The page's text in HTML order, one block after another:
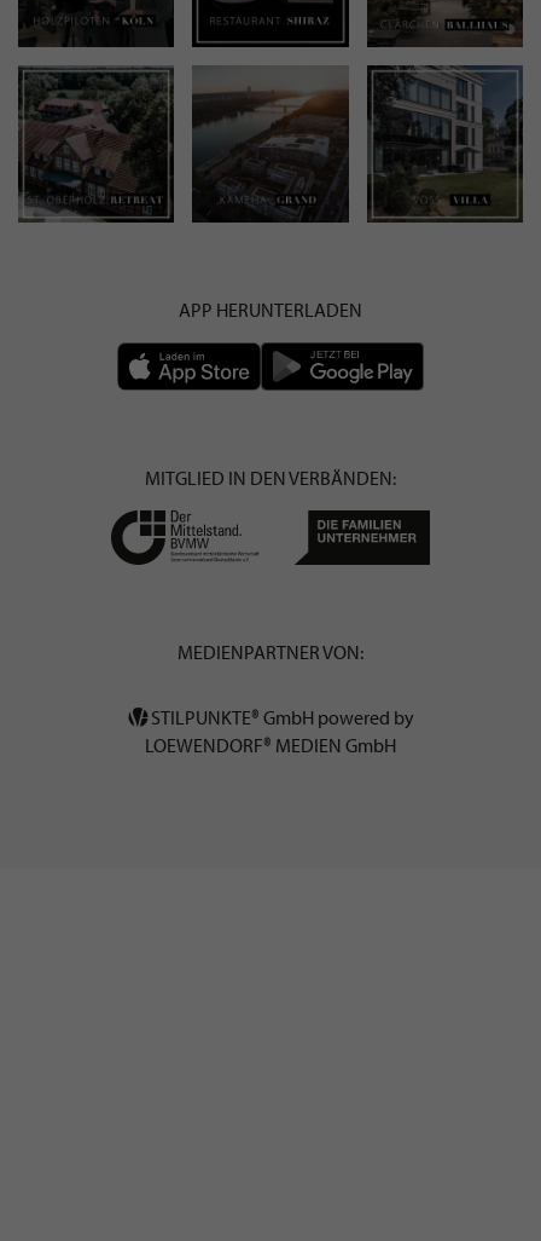
APP HERUNTERLADEN
MITGLIED IN DEN VERBÄNDEN:
MEDIENPARTNER VON:
STILPUNKTE® GmbH powered by
LOEWENDORF® MEDIEN GmbH